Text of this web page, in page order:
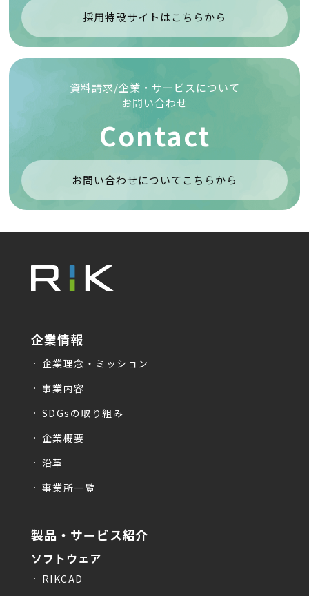
採用特設サイトはこちらから
資料請求/企業・サービスについて
お問い合わせ
Contact
お問い合わせについてこちらから
企業情報
企業理念・ミッション
事業内容
SDGsの取り組み
企業概要
沿革
事業所一覧
製品・サービス紹介
ソフトウェア
RIKCAD